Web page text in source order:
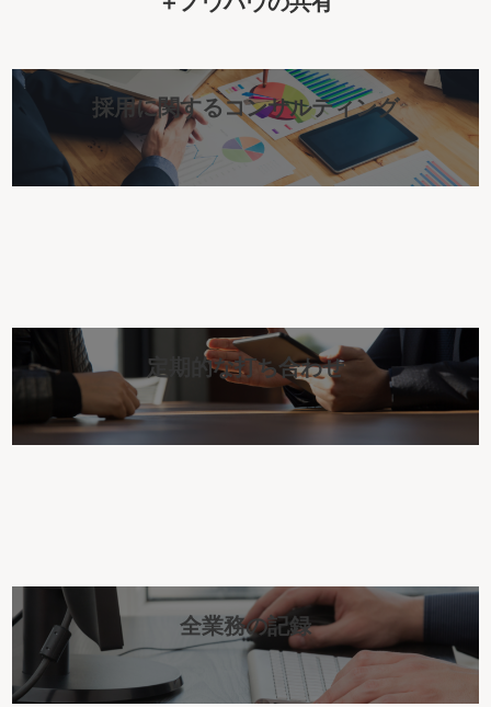
採用に関するコンサルティング
定期的な打ち合わせ
全業務の記録